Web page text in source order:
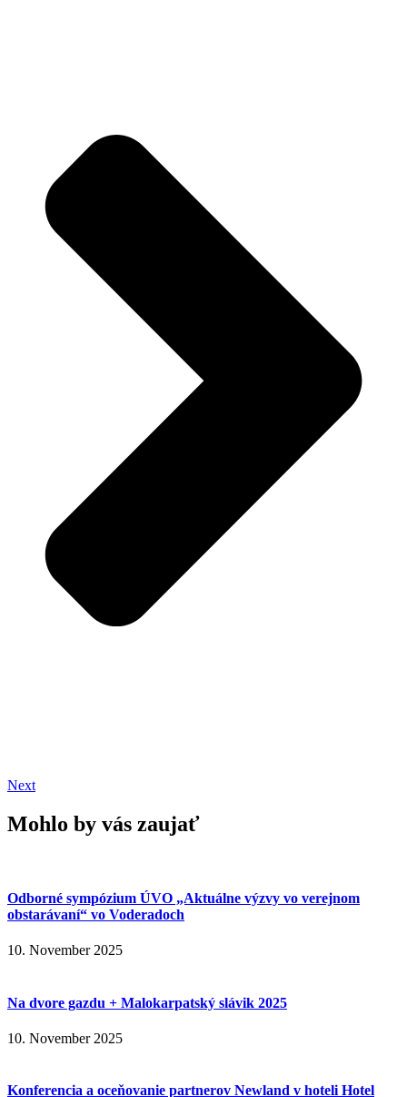
Next
Mohlo by vás zaujať
Odborné sympózium ÚVO „Aktuálne výzvy vo verejnom
obstarávaní“ vo Voderadoch
10. November 2025
Na dvore gazdu + Malokarpatský slávik 2025
10. November 2025
Konferencia a oceňovanie partnerov Newland v hoteli Hotel